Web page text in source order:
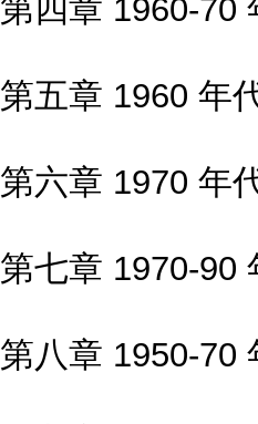
第四章 1960-70
第五章 1960 年
第六章 1970 年
第七章 1970-90
第八章 1950-70